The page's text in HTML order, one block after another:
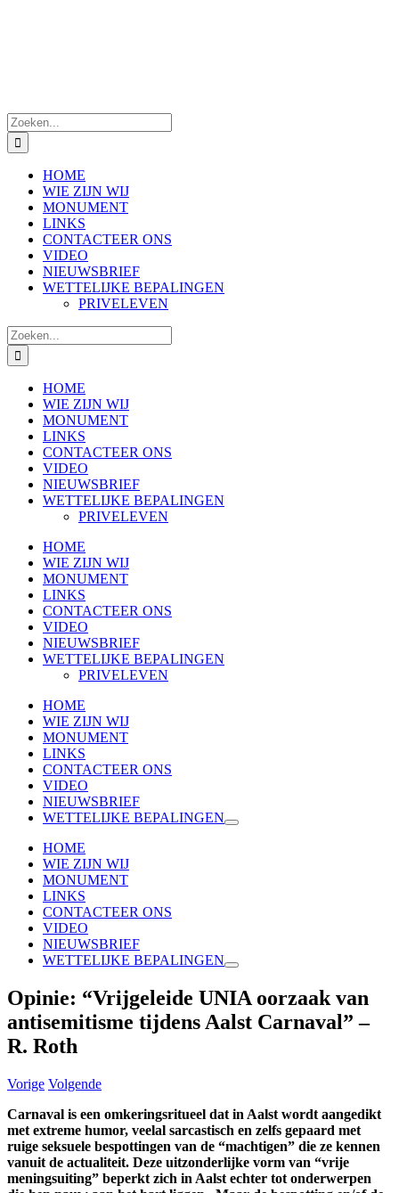
Zoeken
naar:
HOME
WIE ZIJN WIJ
MONUMENT
LINKS
CONTACTEER ONS
VIDEO
NIEUWSBRIEF
WETTELIJKE BEPALINGEN
PRIVELEVEN
Zoeken
naar:
HOME
WIE ZIJN WIJ
MONUMENT
LINKS
CONTACTEER ONS
VIDEO
NIEUWSBRIEF
WETTELIJKE BEPALINGEN
PRIVELEVEN
HOME
WIE ZIJN WIJ
MONUMENT
LINKS
CONTACTEER ONS
VIDEO
NIEUWSBRIEF
WETTELIJKE BEPALINGEN
PRIVELEVEN
HOME
WIE ZIJN WIJ
MONUMENT
LINKS
CONTACTEER ONS
VIDEO
NIEUWSBRIEF
WETTELIJKE BEPALINGEN
HOME
WIE ZIJN WIJ
MONUMENT
LINKS
CONTACTEER ONS
VIDEO
NIEUWSBRIEF
WETTELIJKE BEPALINGEN
Opinie: “Vrijgeleide UNIA oorzaak van
antisemitisme tijdens Aalst Carnaval” –
R. Roth
Vorige Volgende
Carnaval is een omkeringsritueel dat in Aalst wordt aangedikt
met extreme humor, veelal sarcastisch en zelfs gepaard met
ruige seksuele bespottingen van de “machtigen” die ze kennen
vanuit de actualiteit. Deze uitzonderlijke vorm van “vrije
meningsuiting” beperkt zich in Aalst echter tot onderwerpen